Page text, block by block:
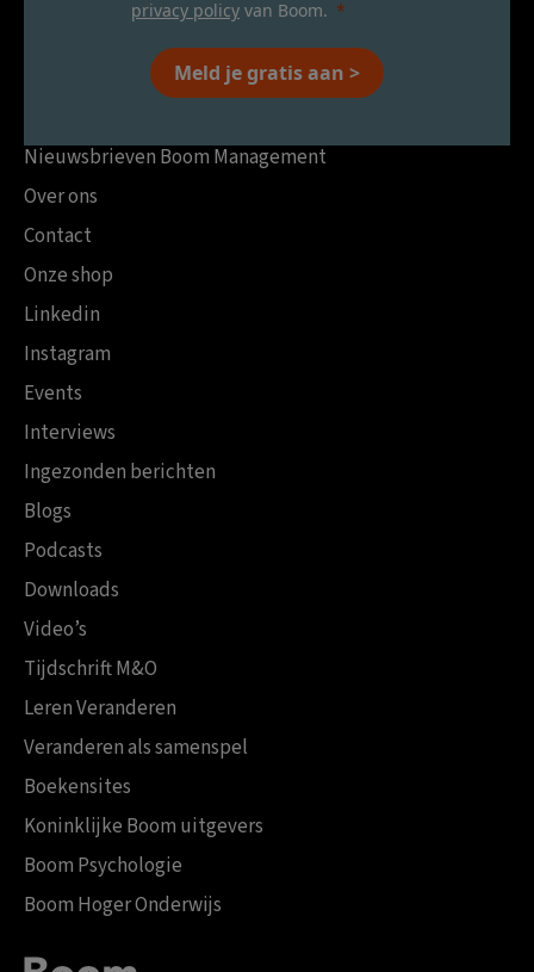
privacy policy van Boom.
Meld je gratis aan >
Nieuwsbrieven Boom Management
Over ons
Contact
Onze shop
Linkedin
Instagram
Events
Interviews
Ingezonden berichten
Blogs
Podcasts
Downloads
Video’s
Tijdschrift M&O
Leren Veranderen
Veranderen als samenspel
Boekensites
Koninklijke Boom uitgevers
Boom Psychologie
Boom Hoger Onderwijs